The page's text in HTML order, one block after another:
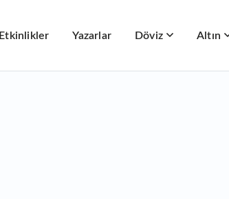
Etkinlikler Yazarlar Döviz Altın